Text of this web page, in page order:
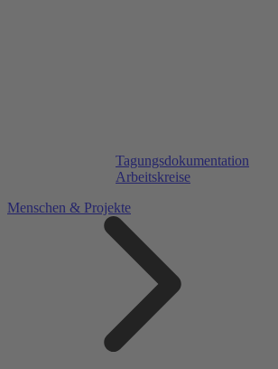
Tagungsdokumentation
Arbeitskreise
Menschen & Projekte